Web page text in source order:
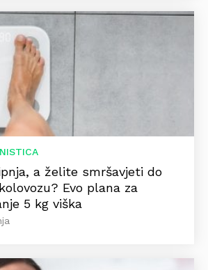
a želite smršavjeti do
Evo plana za
5 kg viška